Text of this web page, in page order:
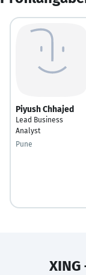
Piyush Chhajed
Lead Business
Analyst
Pune